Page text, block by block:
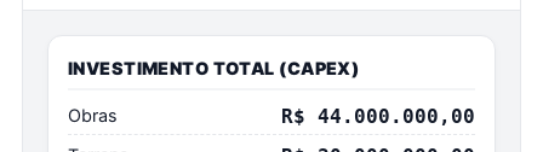
INVESTIMENTO TOTAL (CAPEX)
Obras R$ 44.000.000,00